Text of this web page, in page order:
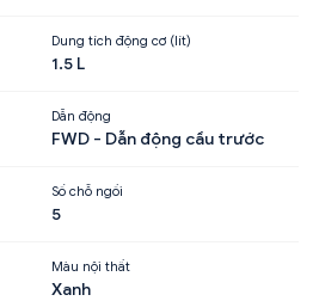
Dung tích động cơ (lít)
1.5 L
Dẫn động
FWD - Dẫn động cầu trước
Số chỗ ngồi
5
Màu nội thất
Xanh